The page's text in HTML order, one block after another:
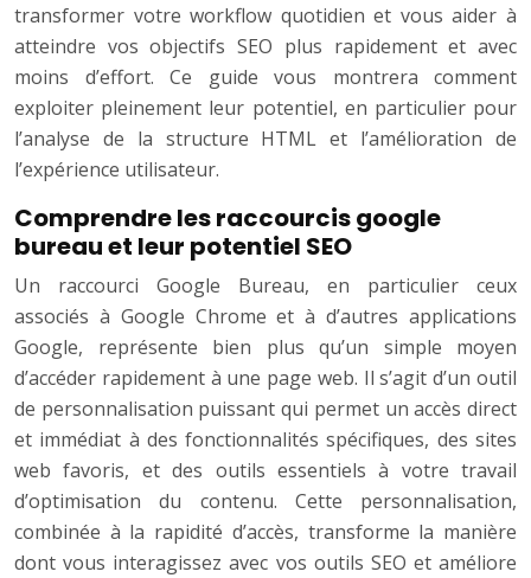
transformer votre workflow quotidien et vous aider à
atteindre vos objectifs SEO plus rapidement et avec
moins d’effort. Ce guide vous montrera comment
exploiter pleinement leur potentiel, en particulier pour
l’analyse de la structure HTML et l’amélioration de
l’expérience utilisateur.
Comprendre les raccourcis google
bureau et leur potentiel SEO
Un raccourci Google Bureau, en particulier ceux
associés à Google Chrome et à d’autres applications
Google, représente bien plus qu’un simple moyen
d’accéder rapidement à une page web. Il s’agit d’un outil
de personnalisation puissant qui permet un accès direct
et immédiat à des fonctionnalités spécifiques, des sites
web favoris, et des outils essentiels à votre travail
d’optimisation du contenu. Cette personnalisation,
combinée à la rapidité d’accès, transforme la manière
dont vous interagissez avec vos outils SEO et améliore